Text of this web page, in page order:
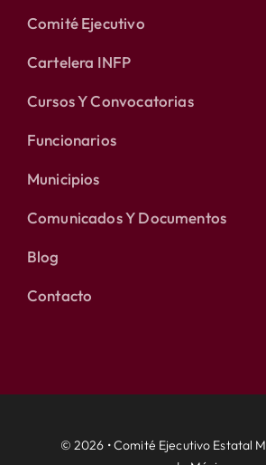
Comité Ejecutivo
Cartelera INFP
Cursos Y Convocatorias
Funcionarios
Municipios
Comunicados Y Documentos
Blog
Contacto
© 2026 • Comité Ejecutivo Estatal